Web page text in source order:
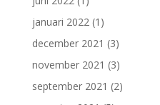
januari 2022(1)
december 2021 (3)
november 2021 (3)
september 2021 (2)